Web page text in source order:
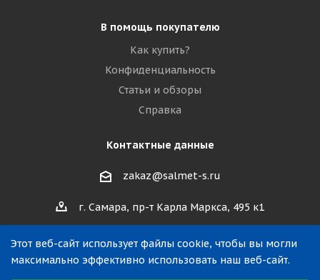
В помощь покупателю
Как купить?
Конфиденциальность
Статьи и обзоры
Справка
Контактные данные
zakaz@salmet-s.ru
г. Самара, пр-т Карла Маркса, 495 к1
Этот веб-сайт использует файлы cookie, чтобы вы могли
максимально эффективно использовать наш веб-сайт.
Выберите настройки cookie